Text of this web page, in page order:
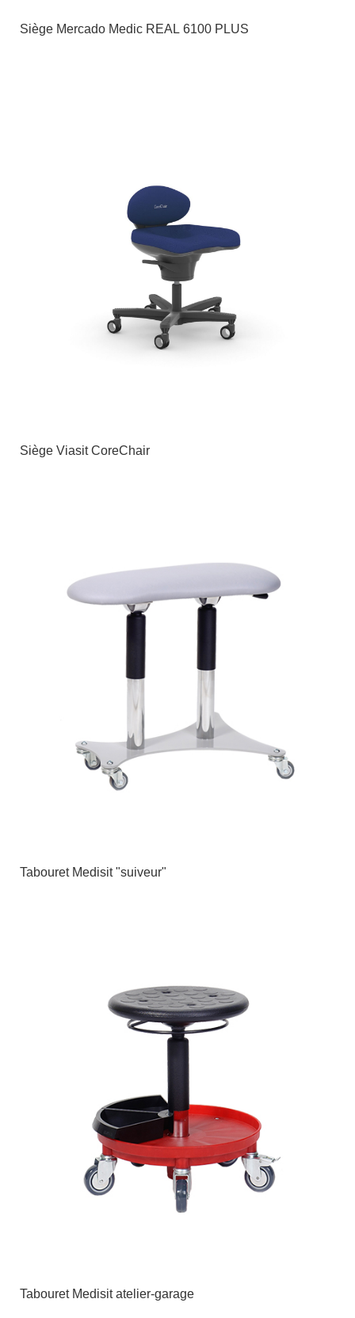
Siège Mercado Medic REAL 6100 PLUS
Siège Viasit CoreChair
Tabouret Medisit "suiveur"
Tabouret Medisit atelier-garage